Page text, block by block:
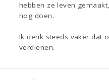
hebben ze leven
nog doen.
Ik denk steeds vaker dat
verdienen.